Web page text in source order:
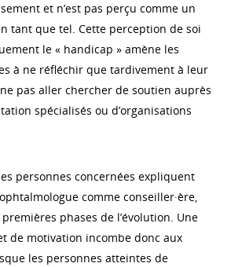
et n’est pas perçu comme un
tant que tel. Cette perception de soi
le « handicap » amène les
à ne réfléchir que tardivement à leur
pas aller chercher de soutien auprès
spécialisés ou d’organisations
personnes concernées expliquent
comme conseiller·ère,
phases de l’évolution. Une
de motivation incombe donc aux
les personnes atteintes de